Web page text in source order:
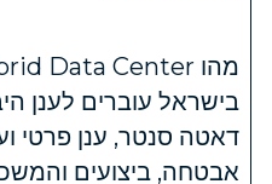
בישראל עוברים לענן
דאטה סנטר, ענן פרטי
אבטחה, ביצועים